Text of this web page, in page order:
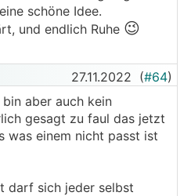
nicht, da zusätzlich zur
MWh/a je natürlicher
EUR 730/a ansetzen
(pauschale)
(=IFB, ab
nicht möglich) und der
berücksichtigt
wenn der
1.460 liegt.
schöne Idee.
und endlich Ruhe 😉
27.11.2022 (#64)
aber auch kein
gesagt zu faul das jetzt
was einem nicht passt ist
darf sich jeder selbst